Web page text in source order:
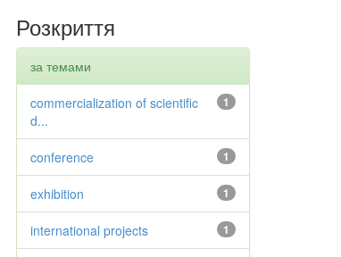
Розкриття
за темами
1
commercialization of scientific
d...
1
conference
1
exhibition
1
international projects